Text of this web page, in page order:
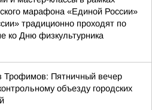
марафона «Единой России»
традиционно проходят по
ко Дню физкультурника
Трофимов: Пятничный вечер
объезду городских